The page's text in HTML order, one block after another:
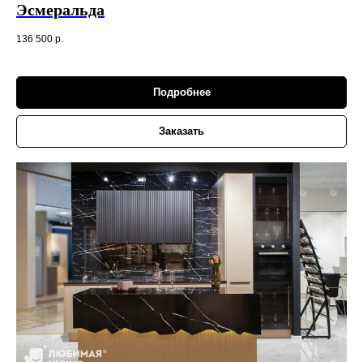
Эсмеральда
136 500 р.
Подробнее
Заказать